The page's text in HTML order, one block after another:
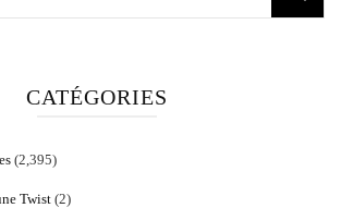
CATÉGORIES
(2,395)
Twist (2)